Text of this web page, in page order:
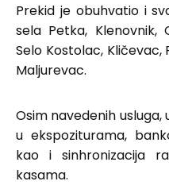
Prekid je obuhvatio i
sela Petka, Klenovnik,
Selo Kostolac, Kličevac,
Maljurevac.
Osim navedenih usluga,
u ekspoziturama,
kao i sinhronizacija
kasama.